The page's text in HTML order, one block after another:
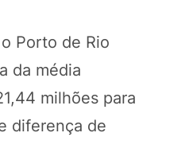
Porto de Rio
da média
milhões para
diferença de